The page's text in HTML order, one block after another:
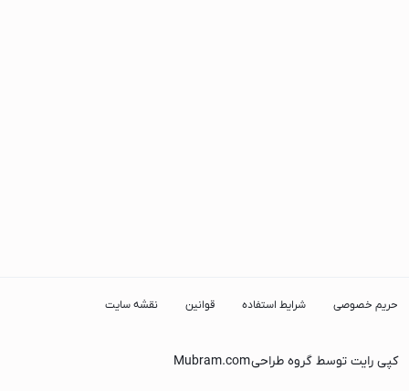
حریم خصوصی شرایط استفاده قوانین نقشه سایت
کپی رایت توسط گروه طراحیMubram.com